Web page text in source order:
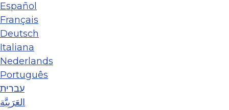
Español
Français
Deutsch
Italiana
Nederlands
Português
עברית
العَرَبِيَّة